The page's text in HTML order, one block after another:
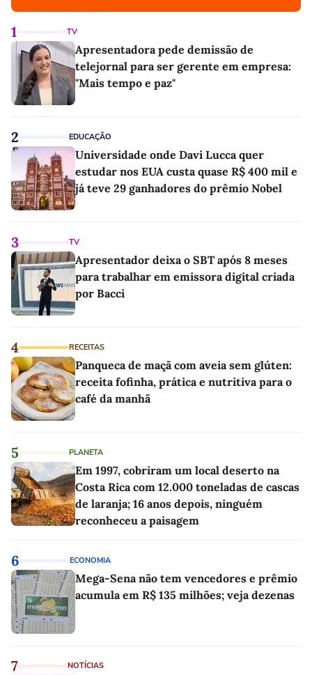
1 TV
Apresentadora pede demissão de
telejornal para ser gerente em empresa:
"Mais tempo e paz"
2 EDUCAÇÃO
Universidade onde Davi Lucca quer
estudar nos EUA custa quase R$ 400 mil e
já teve 29 ganhadores do prêmio Nobel
3 TV
Apresentador deixa o SBT após 8 meses
para trabalhar em emissora digital criada
por Bacci
4 RECEITAS
Panqueca de maçã com aveia sem glúten:
receita fofinha, prática e nutritiva para o
café da manhã
5 PLANETA
Em 1997, cobriram um local deserto na
Costa Rica com 12.000 toneladas de cascas
de laranja; 16 anos depois, ninguém
reconheceu a paisagem
6 ECONOMIA
Mega-Sena não tem vencedores e prêmio
acumula em R$ 135 milhões; veja dezenas
7 NOTÍCIAS